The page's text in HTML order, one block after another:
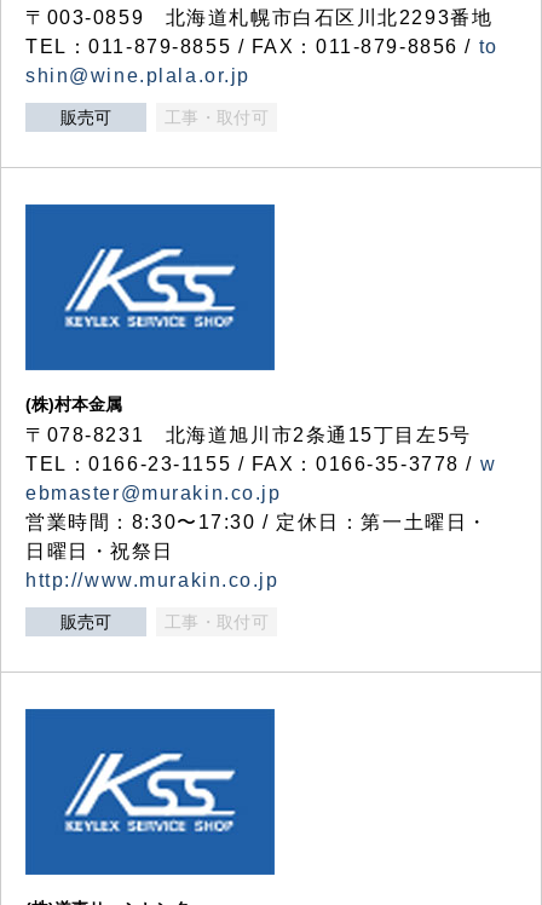
〒003-0859 北海道札幌市白石区川北2293番地
TEL：011-879-8855 / FAX：011-879-8856 / to
shin@wine.plala.or.jp
販売可 工事・取付可
(株)村本金属
〒078-8231 北海道旭川市2条通15丁目左5号
TEL：0166-23-1155 / FAX：0166-35-3778 / w
ebmaster@murakin.co.jp
営業時間：8:30〜17:30 / 定休日：第一土曜日・
日曜日・祝祭日
http://www.murakin.co.jp
販売可 工事・取付可